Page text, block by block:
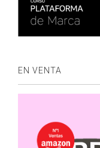
EN VENTA